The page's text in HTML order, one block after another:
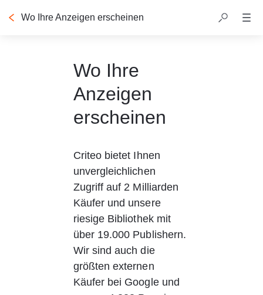
Wo Ihre Anzeigen erscheinen
Wo Ihre
Anzeigen
erscheinen
Criteo bietet Ihnen
unvergleichlichen
Zugriff auf 2 Milliarden
Käufer und unsere
riesige Bibliothek mit
über 19.000 Publishern.
Wir sind auch die
größten externen
Käufer bei Google und